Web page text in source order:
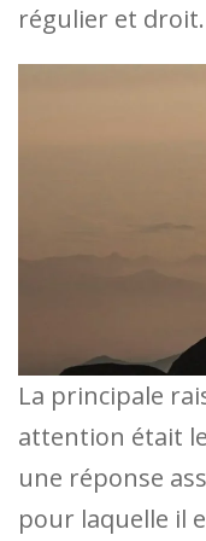
régulier et droit.
La principale
attention était
une réponse
pour laquelle il